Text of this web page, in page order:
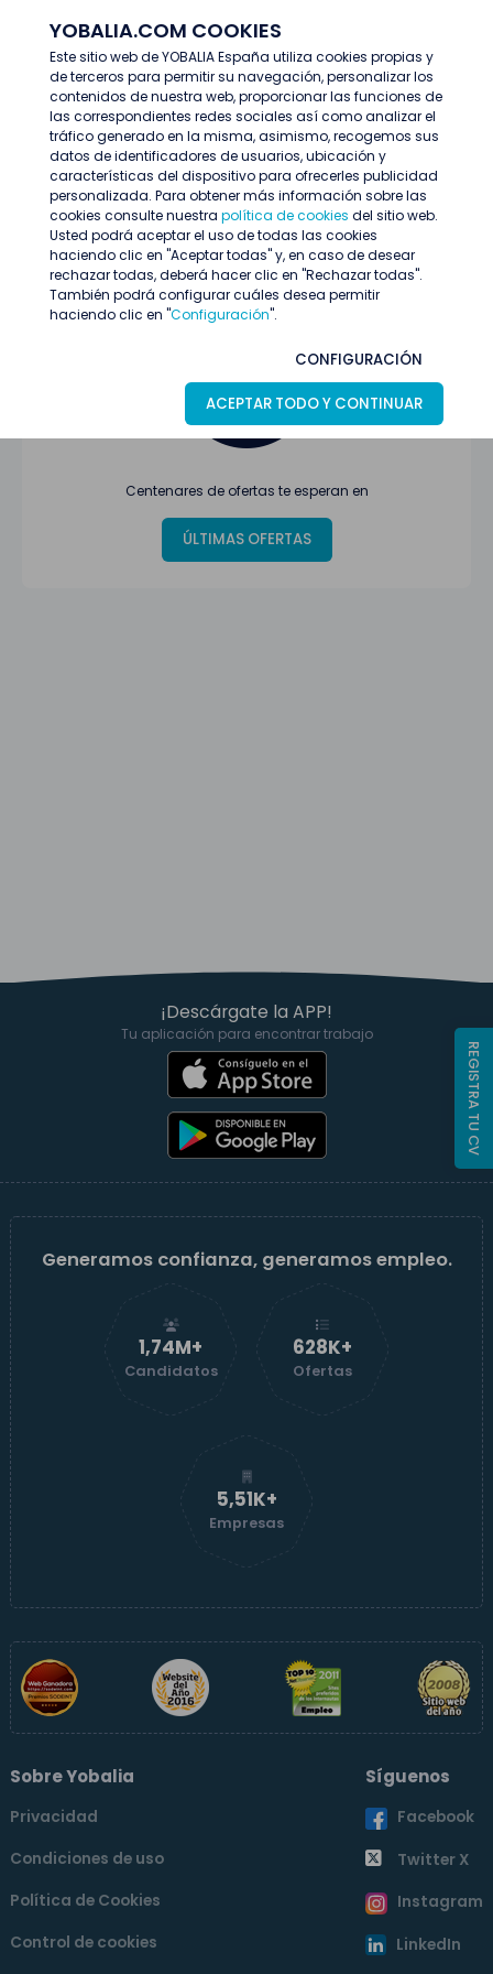
YOBALIA.COM COOKIES
Este sitio web de YOBALIA España utiliza cookies propias y
de terceros para permitir su navegación, personalizar los
contenidos de nuestra web, proporcionar las funciones de
las correspondientes redes sociales así como analizar el
tráfico generado en la misma, asimismo, recogemos sus
datos de identificadores de usuarios, ubicación y
características del dispositivo para ofrecerles publicidad
personalizada. Para obtener más información sobre las
cookies consulte nuestra política de cookies del sitio web.
Usted podrá aceptar el uso de todas las cookies
haciendo clic en "Aceptar todas" y, en caso de desear
rechazar todas, deberá hacer clic en "Rechazar todas".
También podrá configurar cuáles desea permitir
haciendo clic en "Configuración".
CONFIGURACIÓN
ACEPTAR TODO Y CONTINUAR
Últimas ofertas
Oferta no encontrada o ha finalizado su
proceso de selección
Centenares de ofertas te esperan en
ÚLTIMAS OFERTAS
¡Descárgate la APP!
Tu aplicación para encontrar trabajo
Generamos confianza, generamos empleo.
1,74M+
Candidatos
629K+
Ofertas
5,52K+
Empresas
Sobre Yobalia
Privacidad
Condiciones de uso
Política de Cookies
Control de cookies
Síguenos
Facebook
Twitter X
Instagram
LinkedIn
REGISTRA TU CV